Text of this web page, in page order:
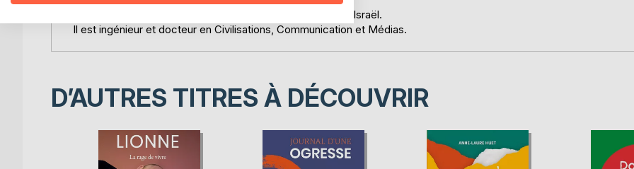
Claude TENCER est historien du monde juif et l'histoire d'Israël.
Il est ingénieur et docteur en Civilisations, Communication et Médias.
D’AUTRES TITRES À DÉCOUVRIR